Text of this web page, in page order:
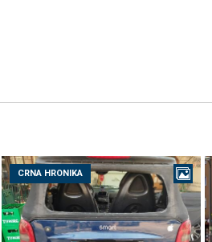
CRNA HRONIKA